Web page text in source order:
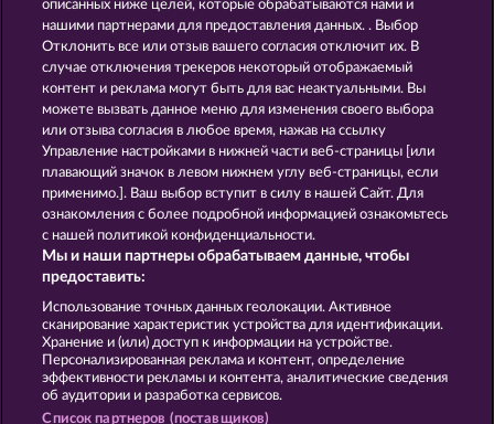
KING OF THE JUNGLE WILD RAPA NUI
Правила КОНФИДЕНЦИАЛЬНОСТЬ
О компании Компания
Отправить Запрос об Отказе
описанных ниже целей, которые обрабатываются нами и
нашими партнерами для предоставления данных. . Выбор
Отклонить все или отзыв вашего согласия отключит их. В
случае отключения трекеров некоторый отображаемый
контент и реклама могут быть для вас неактуальными. Вы
можете вызвать данное меню для изменения своего выбора
или отзыва согласия в любое время, нажав на ссылку
Управление настройками в нижней части веб-страницы [или
плавающий значок в левом нижнем углу веб-страницы, если
применимо.]. Ваш выбор вступит в силу в нашей Сайт. Для
ознакомления с более подробной информацией ознакомьтесь
с нашей политикой конфиденциальности.
Мы и наши партнеры обрабатываем данные, чтобы
предоставить:
Использование точных данных геолокации. Активное
сканирование характеристик устройства для идентификации.
Хранение и (или) доступ к информации на устройстве.
Персонализированная реклама и контент, определение
эффективности рекламы и контента, аналитические сведения
об аудитории и разработка сервисов.
Список партнеров (поставщиков)